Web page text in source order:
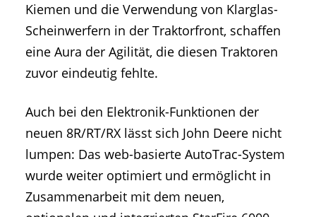
Kiemen und die Verwendung von Klarglas-
Scheinwerfern in der Traktorfront, schaffen
eine Aura der Agilität, die diesen Traktoren
zuvor eindeutig fehlte.
Auch bei den Elektronik-Funktionen der
neuen 8R/RT/RX lässt sich John Deere nicht
lumpen: Das web-basierte AutoTrac-System
wurde weiter optimiert und ermöglicht in
Zusammenarbeit mit dem neuen,